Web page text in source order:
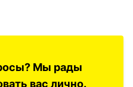
Мы рады
вас лично.